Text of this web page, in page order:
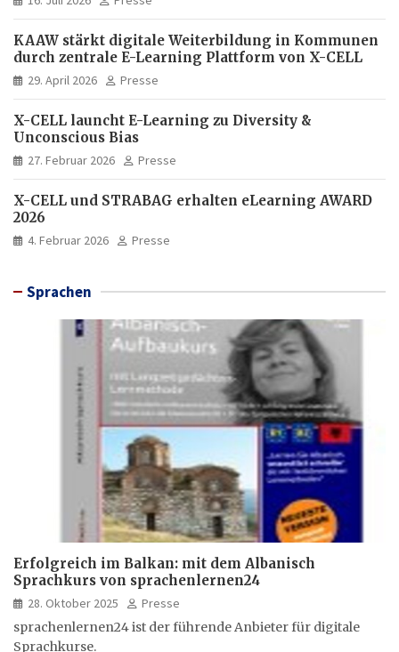
KAAW stärkt digitale Weiterbildung in Kommunen
durch zentrale E-Learning Plattform von X-CELL
29. April 2026 Presse
X-CELL launcht E-Learning zu Diversity &
Unconscious Bias
27. Februar 2026 Presse
X-CELL und STRABAG erhalten eLearning AWARD
2026
4. Februar 2026 Presse
Sprachen
Erfolgreich im Balkan: mit dem Albanisch
Sprachkurs von sprachenlernen24
28. Oktober 2025
Presse
sprachenlernen24 ist der führende Anbieter für digitale
Sprachkurse.